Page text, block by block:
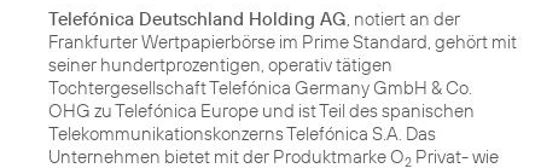
Telefónica Deutschland Holding AG , notiert an der
Frankfurter Wertpapierbörse im Prime Standard, gehört mit
seiner hundertprozentigen, operativ tätigen
Tochtergesellschaft Telefónica Germany GmbH & Co.
OHG zu Telefónica Europe und ist Teil des spanischen
Telekommunikationskonzerns Telefónica S.A. Das
Unternehmen bietet mit der Produktmarke O2 Privat- wie